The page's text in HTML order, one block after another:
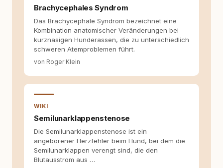
hilfreich sind? Ich glaube, dass Emotionen
allein nicht ausreichen. Gute Entscheidungen
entstehen dort, wo Information,
Selbstreflexion und Bereitschaft zum
Hinterfragen zusammenkommen. Mit meinen
Texten möchte ich genau dazu beitragen.
Brachycephales Syndrom
Das Brachycephale Syndrom bezeichnet eine
Kombination anatomischer Veränderungen bei
kurznasigen Hunderassen, die zu unterschiedlich
schweren Atemproblemen führt.
von Roger Klein
WIKI
Semilunarklappenstenose
Die Semilunarklappenstenose ist ein
angeborener Herzfehler beim Hund, bei dem die
Semilunarklappen verengt sind, die den
Blutausstrom aus …